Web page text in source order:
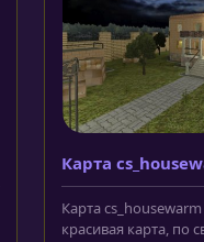
Карта
Карта
красивая карта, по